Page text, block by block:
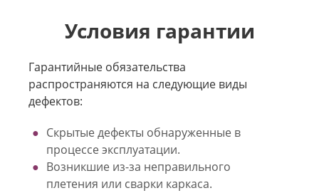
Условия гарантии
Гарантийные обязательства
распространяются на следующие виды
дефектов:
Скрытые дефекты обнаруженные в
процессе эксплуатации.
Возникшие из-за неправильного
плетения или сварки каркаса.